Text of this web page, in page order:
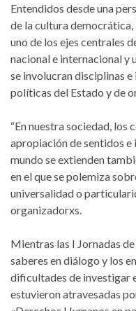
Entendidos desde una
de la cultura
uno de los ejes centrales
nacional e internacional y
se involucran disciplinas
políticas del Estado y de
“En nuestra sociedad,
apropiación de sentidos
mundo se extienden
en el que se polemiza
universalidad o
organizadorxs.
Mientras las I Jornadas
saberes en diálogo y los
dificultades de investigar
estuvieron atravesadas